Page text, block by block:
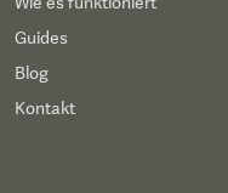
Guides
Blog
Kontakt